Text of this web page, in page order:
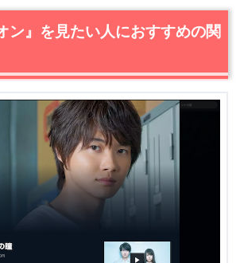
ぐ無料でU-NEXTで見る
ン』を見たい人におすすめの関